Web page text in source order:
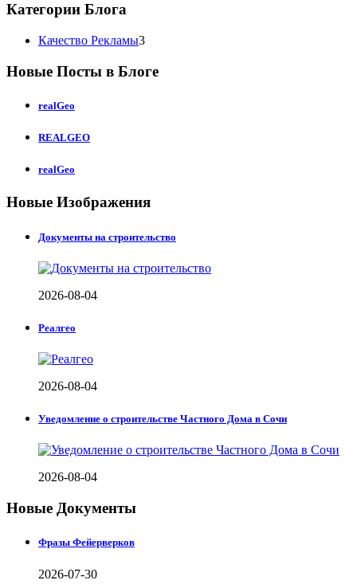
Категории Блога
Качество Рекламы3
Новые Посты в Блоге
realGeo
REALGEO
realGeo
Новые Изображения
Документы на строительство
2026-08-04
Реалгео
2026-08-04
Уведомление о строительстве Частного Дома в Сочи
2026-08-04
Новые Документы
Фразы Фейерверков
2026-07-30